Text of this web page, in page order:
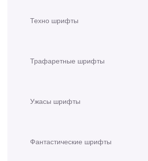
Техно шрифты
Трафаретные шрифты
Ужасы шрифты
Фантастические шрифты